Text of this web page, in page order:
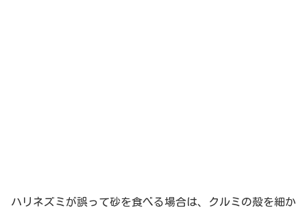
ハリネズミが誤って砂を食べる場合は、クルミの殻を細か